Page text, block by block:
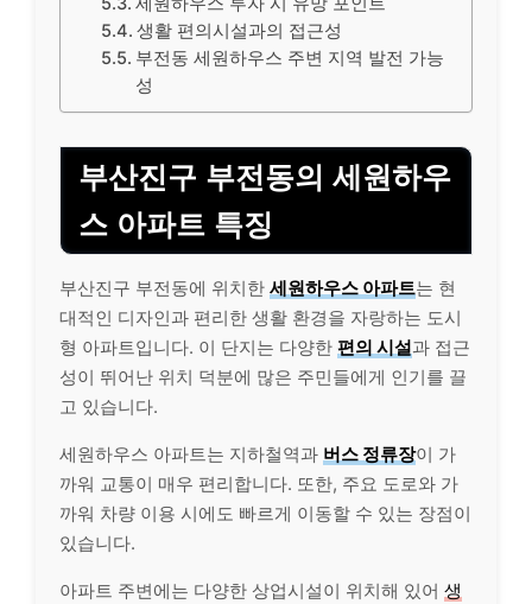
생활 편의시설과의 접근성
부전동 세원하우스 주변 지역 발전 가능
성
부산진구 부전동의 세원하우
스 아파트 특징
부산진구 부전동에 위치한 세원하우스 아파트는 현
대적인 디자인과 편리한 생활 환경을 자랑하는 도시
형 아파트입니다. 이 단지는 다양한 편의 시설과 접근
성이 뛰어난 위치 덕분에 많은 주민들에게 인기를 끌
고 있습니다.
세원하우스 아파트는 지하철역과 버스 정류장이 가
까워 교통이 매우 편리합니다. 또한, 주요 도로와 가
까워 차량 이용 시에도 빠르게 이동할 수 있는 장점이
있습니다.
아파트 주변에는 다양한 상업시설이 위치해 있어 생